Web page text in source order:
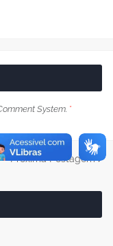
System. *
Próxima Postagem